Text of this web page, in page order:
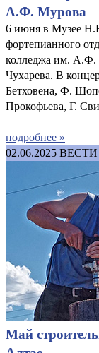
А.Ф. Мурова
6 июня в Музее
фортепианного
колледжа им. А.Ф.
Чухарева. В
Бетховена, Ф.
Прокофьева, Г.
подробнее »
02.06.2025
Май